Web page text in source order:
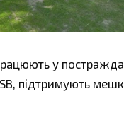
у
підтримують